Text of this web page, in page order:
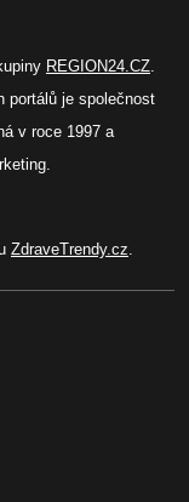
REGION24.CZ.
portálů je společnost
v roce 1997 a
ZdraveTrendy.cz.